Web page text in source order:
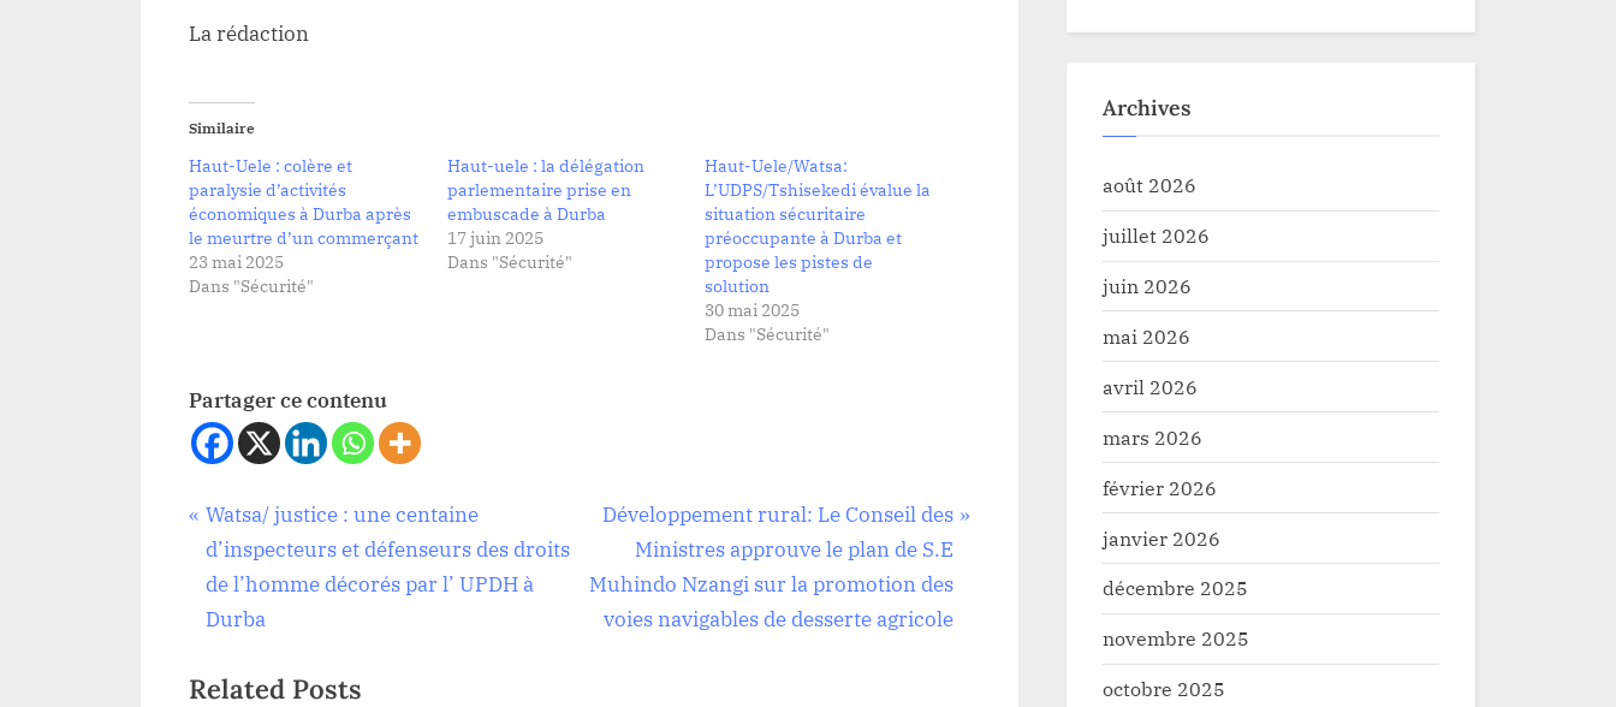
La rédaction
Similaire
Haut-Uele : colère et
paralysie d’activités
économiques à Durba après
le meurtre d’un commerçant
23 mai 2025
Dans "Sécurité"
Haut-uele : la délégation
parlementaire prise en
embuscade à Durba
17 juin 2025
Dans "Sécurité"
Haut-Uele/Watsa:
L’UDPS/Tshisekedi évalue la
situation sécuritaire
préoccupante à Durba et
propose les pistes de
solution
30 mai 2025
Dans "Sécurité"
Partager ce contenu
Sécurité
Navigation
de
l’article
P
r
e
v
o
Watsa/ justice : une centaine
d’inspecteurs et défenseurs des droits
de l’homme décorés par l’ UPDH à
Durba
N
x
t
Développement rural: Le Conseil des
Ministres approuve le plan de S.E
Muhindo Nzangi sur la promotion des
voies navigables de desserte agricole
Related Posts
Archives
août 2026
juillet 2026
juin 2026
mai 2026
avril 2026
mars 2026
février 2026
janvier 2026
décembre 2025
novembre 2025
octobre 2025